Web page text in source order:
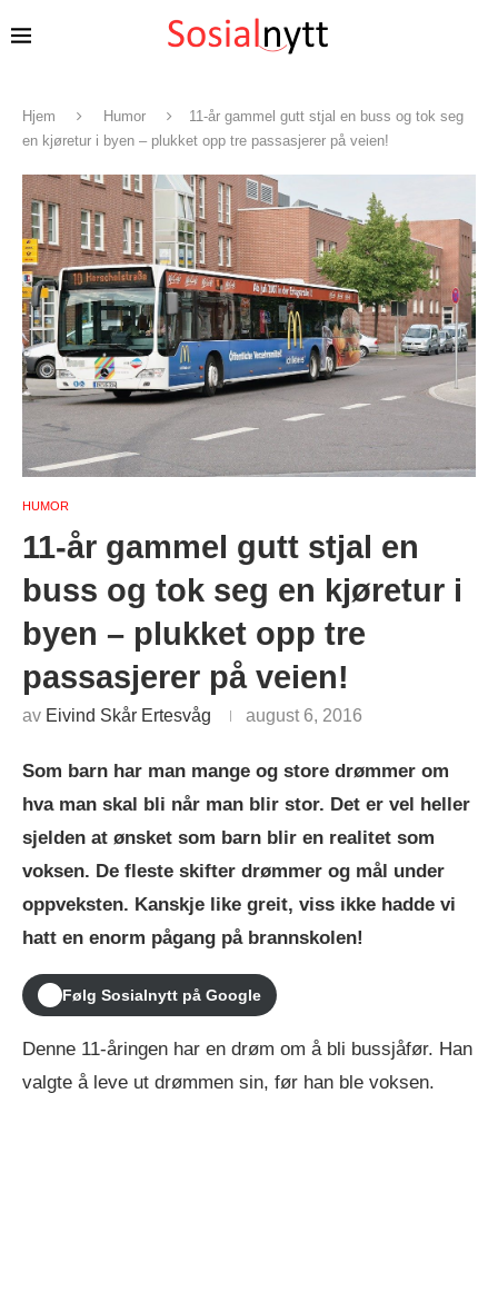
Hjem Humor
11-år gammel gutt stjal en buss og tok seg
en kjøretur i byen – plukket opp tre passasjerer på veien!
HUMOR
11-år gammel gutt stjal en
buss og tok seg en kjøretur i
byen – plukket opp tre
passasjerer på veien!
av Eivind Skår Ertesvåg august 6, 2016
Som barn har man mange og store drømmer om
hva man skal bli når man blir stor. Det er vel heller
sjelden at ønsket som barn blir en realitet som
voksen. De fleste skifter drømmer og mål under
oppveksten. Kanskje like greit, viss ikke hadde vi
hatt en enorm pågang på brannskolen!
Følg Sosialnytt på Google
Denne 11-åringen har en drøm om å bli bussjåfør. Han
valgte å leve ut drømmen sin, før han ble voksen.